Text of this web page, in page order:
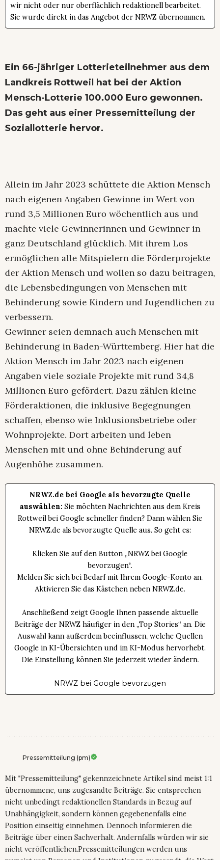
wir nicht oder nur oberflächlich redaktionell bearbeitet.
Sie wurde direkt in das Angebot der NRWZ übernommen.
Ein 66-jähriger Lotterieteilnehmer aus dem
Landkreis Rottweil hat bei der Aktion
Mensch-Lotterie 100.000 Euro gewonnen.
Das geht aus einer Pressemitteilung der
Soziallotterie hervor.
Allein im Jahr 2023 schüttete die Aktion Mensch
nach eigenen Angaben Gewinne im Wert von
rund 3,5 Millionen Euro wöchentlich aus und
machte viele Gewinnerinnen und Gewinner in
ganz Deutschland glücklich. Mit ihrem Los
ermöglichen alle Mitspielern die Förderprojekte
der Aktion Mensch und wollen so dazu beitragen,
die Lebensbedingungen von Menschen mit
Behinderung sowie Kindern und Jugendlichen zu
verbessern.
Gewinner seien demnach auch Menschen mit
Behinderung in Baden-Württemberg. Hier hat die
Aktion Mensch im Jahr 2023 nach eigenen
Angaben viele soziale Projekte mit rund 34,8
Millionen Euro gefördert. Dazu zählen kleine
Förderaktionen, die inklusive Begegnungen
schaffen, ebenso wie Inklusionsbetriebe oder
Wohnprojekte. Dort arbeiten und leben
Menschen mit und ohne Behinderung auf
Augenhöhe zusammen.
NRWZ.de bei Google als bevorzugte Quelle
auswählen: Sie möchten Nachrichten aus dem Kreis
Rottweil bei Google schneller finden? Dann wählen Sie
NRWZ.de als bevorzugte Quelle aus. So geht es:
Klicken Sie auf den Button „NRWZ bei Google
bevorzugen“.
Melden Sie sich bei Bedarf mit Ihrem Google-Konto an.
Aktivieren Sie das Kästchen neben NRWZ.de.
Anschließend zeigt Google Ihnen passende aktuelle
Beiträge der NRWZ häufiger in den „Top Stories“ an. Die
Auswahl kann außerdem beeinflussen, welche Quellen
Google in KI-Übersichten und im KI-Modus hervorhebt.
Die Einstellung können Sie jederzeit wieder ändern.
NRWZ bei Google bevorzugen
Pressemitteilung (pm)
Mit "Pressemitteilung" gekennzeichnete Artikel sind meist 1:1
übernommene, uns zugesandte Beiträge. Sie entsprechen
nicht unbedingt redaktionellen Standards in Bezug auf
Unabhängigkeit, sondern können gegebenenfalls eine
Position einseitig einnehmen. Dennoch informieren die
Beiträge über einen Sachverhalt. Andernfalls würden wir sie
nicht veröffentlichen.Pressemitteilungen werden uns